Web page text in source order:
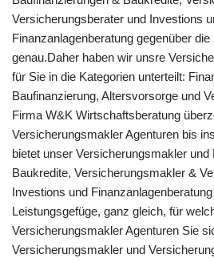
Versicherungsberater und Investions
Finanzanlagenberatung gegenüber
genau.Daher haben wir unsre
für Sie in die Kategorien unterteilt:
Baufinanzierung, Altersvorsorge und
Firma W&K Wirtschaftsberatung
Versicherungsmakler Agenturen bis
bietet unser Versicherungsmakler und
Baukredite, Versicherungsmakler &
Investions und
Leistungsgefüge, ganz gleich, für
Versicherungsmakler Agenturen Sie
Versicherungsmakler und